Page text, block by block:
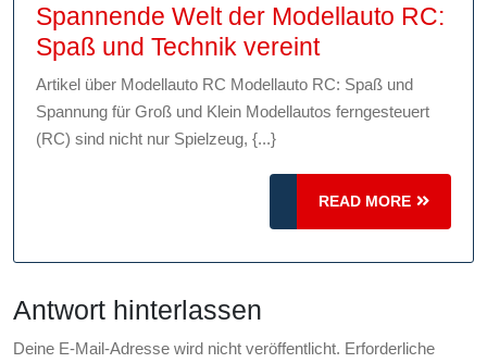
Spannende Welt der Modellauto RC:
Spaß und Technik vereintSpannende
Welt
der
RC:
Spaß
und
Technik
Artikel über Modellauto RC Modellauto RC: Spaß und
Spannung für Groß und Klein Modellautos ferngesteuert
(RC) sind nicht nur Spielzeug, {...}
READ MORE
READ
MORE
Antwort hinterlassen
Deine E-Mail-Adresse wird nicht veröffentlicht. Erforderliche